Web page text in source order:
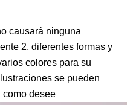
causará ninguna
2, diferentes formas y
colores para su
se pueden
como desee